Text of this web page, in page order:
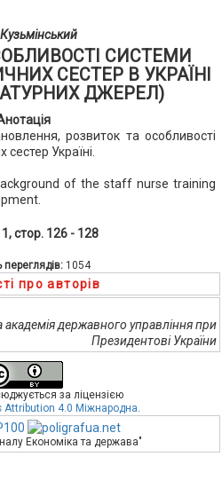
СИСТЕМИ
СЕСТЕР В УКРАЇНІ
ДЖЕРЕЛ)
розвиток та особливості
Україні.
of the staff nurse training
стор. 126 - 128
переглядів: 1054
про авторів
академія державного управління при
Президентові України
за ліцензією
Attribution 4.0 Міжнародна
Економіка та держава"